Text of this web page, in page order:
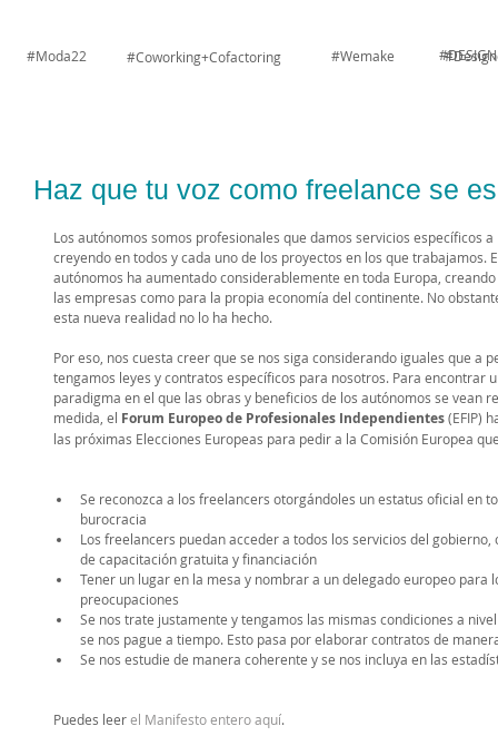
#Moda22 #Coworking+Cofactoring #Wemake
Haz que tu voz como freelance se
Los autónomos somos profesionales que damos servicios específicos
creyendo en todos y cada uno de los proyectos en los que trabajamos.
autónomos ha aumentado considerablemente en toda Europa,
las empresas como para la propia economía del continente. No
esta nueva realidad no lo ha hecho.
Por eso, nos cuesta creer que se nos siga considerando iguales que a
tengamos leyes y contratos específicos para nosotros. Para encontrar
paradigma en el que las obras y beneficios de los autónomos se vean
medida, el Forum Europeo de Profesionales Independientes (EFIP)
las próximas Elecciones Europeas para pedir a la Comisión Europea
Se reconozca a los freelancers otorgándoles un estatus oficial en
burocracia
Los freelancers puedan acceder a todos los servicios del
de capacitación gratuita y financiación
Tener un lugar en la mesa y nombrar a un delegado europeo
preocupaciones
Se nos trate justamente y tengamos las mismas condiciones a
se nos pague a tiempo. Esto pasa por elaborar contratos de
Se nos estudie de manera coherente y se nos incluya en las
Puedes leer el Manifesto entero aquí.